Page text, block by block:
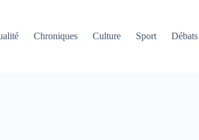
Chroniques Culture Sport Débats